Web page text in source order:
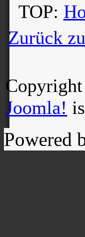
TOP:
Zurück
Joomla!
Powered